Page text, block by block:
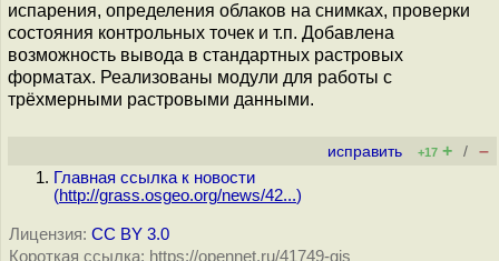
испарения, определения облаков на снимках, проверки
состояния контрольных точек и т.п. Добавлена
возможность вывода в стандартных растровых
форматах. Реализованы модули для работы с
трёхмерными растровыми данными.
исправить +17 + / –
Главная ссылка к новости
(http://grass.osgeo.org/news/42...)
Лицензия: CC BY 3.0
Короткая ссылка: https://opennet.ru/41749-gis